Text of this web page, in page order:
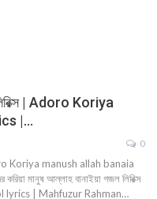
| Adoro Koriya
|…
0
Koriya manush allah banaia
মানুষ আল্লাহ বানাইয়া গজল লিরিক্স
lyrics | Mahfuzur Rahman…